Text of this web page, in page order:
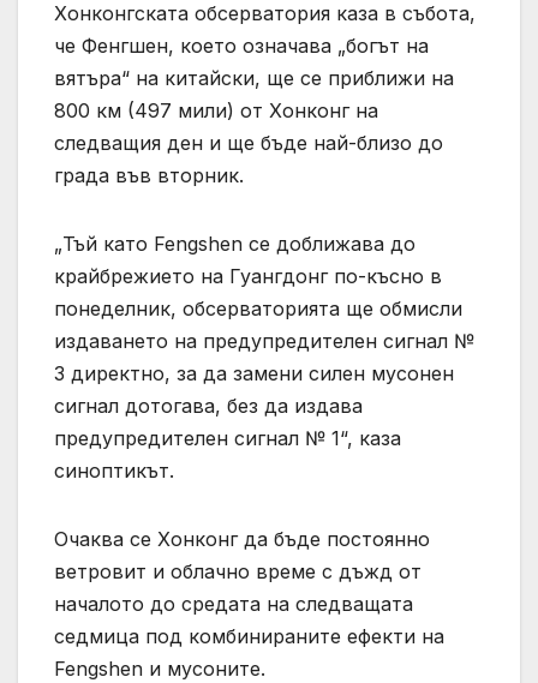
Хонконгската обсерватория каза в събота,
че Фенгшен, което означава „богът на
вятъра“ на китайски, ще се приближи на
800 км (497 мили) от Хонконг на
следващия ден и ще бъде най-близо до
града във вторник.
„Тъй като Fengshen се доближава до
крайбрежието на Гуангдонг по-късно в
понеделник, обсерваторията ще обмисли
издаването на предупредителен сигнал №
3 директно, за да замени силен мусонен
сигнал дотогава, без да издава
предупредителен сигнал № 1“, каза
синоптикът.
Очаква се Хонконг да бъде постоянно
ветровит и облачно време с дъжд от
началото до средата на следващата
седмица под комбинираните ефекти на
Fengshen и мусоните.